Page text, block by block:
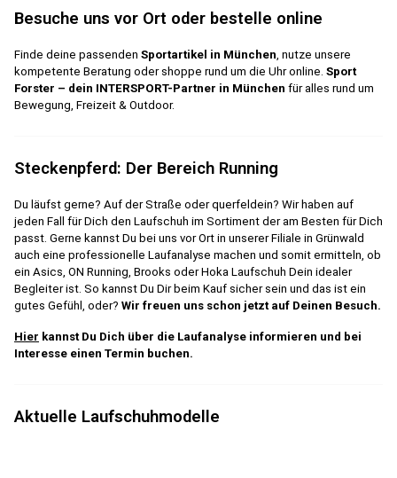
Besuche uns vor Ort oder bestelle online
Finde deine passenden Sportartikel in München , nutze unsere
kompetente Beratung oder shoppe rund um die Uhr online. Sport
Forster – dein INTERSPORT-Partner in München für alles rund um
Bewegung, Freizeit & Outdoor.
Steckenpferd: Der Bereich Running
Du läufst gerne? Auf der Straße oder querfeldein? Wir haben auf
jeden Fall für Dich den Laufschuh im Sortiment der am Besten für Dich
passt. Gerne kannst Du bei uns vor Ort in unserer Filiale in Grünwald
auch eine professionelle Laufanalyse machen und somit ermitteln, ob
ein Asics, ON Running, Brooks oder Hoka Laufschuh Dein idealer
Begleiter ist. So kannst Du Dir beim Kauf sicher sein und das ist ein
gutes Gefühl, oder? Wir freuen uns schon jetzt auf Deinen Besuch.
Hier kannst Du Dich über die Laufanalyse informieren und bei
Interesse einen Termin buchen.
Aktuelle Laufschuhmodelle